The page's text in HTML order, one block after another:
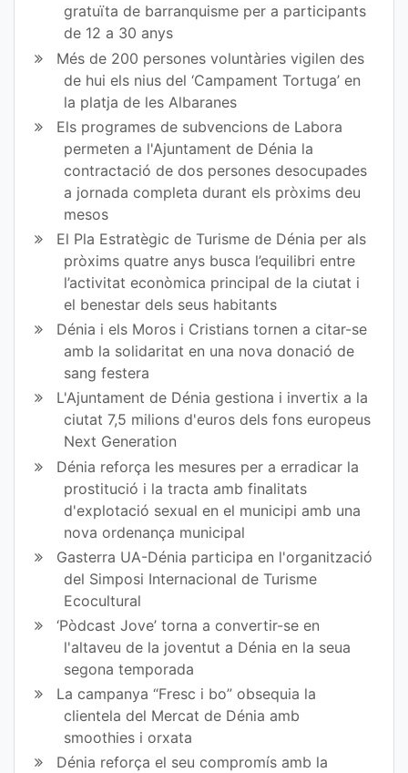
gratuïta de barranquisme per a participants
de 12 a 30 anys
Més de 200 persones voluntàries vigilen des
de hui els nius del ‘Campament Tortuga’ en
la platja de les Albaranes
Els programes de subvencions de Labora
permeten a l'Ajuntament de Dénia la
contractació de dos persones desocupades
a jornada completa durant els pròxims deu
mesos
El Pla Estratègic de Turisme de Dénia per als
pròxims quatre anys busca l’equilibri entre
l’activitat econòmica principal de la ciutat i
el benestar dels seus habitants
Dénia i els Moros i Cristians tornen a citar-se
amb la solidaritat en una nova donació de
sang festera
L'Ajuntament de Dénia gestiona i invertix a la
ciutat 7,5 milions d'euros dels fons europeus
Next Generation
Dénia reforça les mesures per a erradicar la
prostitució i la tracta amb finalitats
d'explotació sexual en el municipi amb una
nova ordenança municipal
Gasterra UA-Dénia participa en l'organització
del Simposi Internacional de Turisme
Ecocultural
‘Pòdcast Jove’ torna a convertir-se en
l'altaveu de la joventut a Dénia en la seua
segona temporada
La campanya “Fresc i bo” obsequia la
clientela del Mercat de Dénia amb
smoothies i orxata
Dénia reforça el seu compromís amb la